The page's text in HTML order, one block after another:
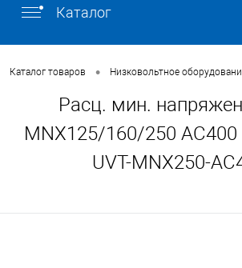
Каталог
Каталог товаров • Низковольтное
Расц. мин.
MNX125/160/250
UVT-MNX250-